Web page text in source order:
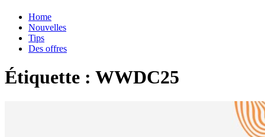
Home
Nouvelles
Tips
Des offres
Étiquette : WWDC25